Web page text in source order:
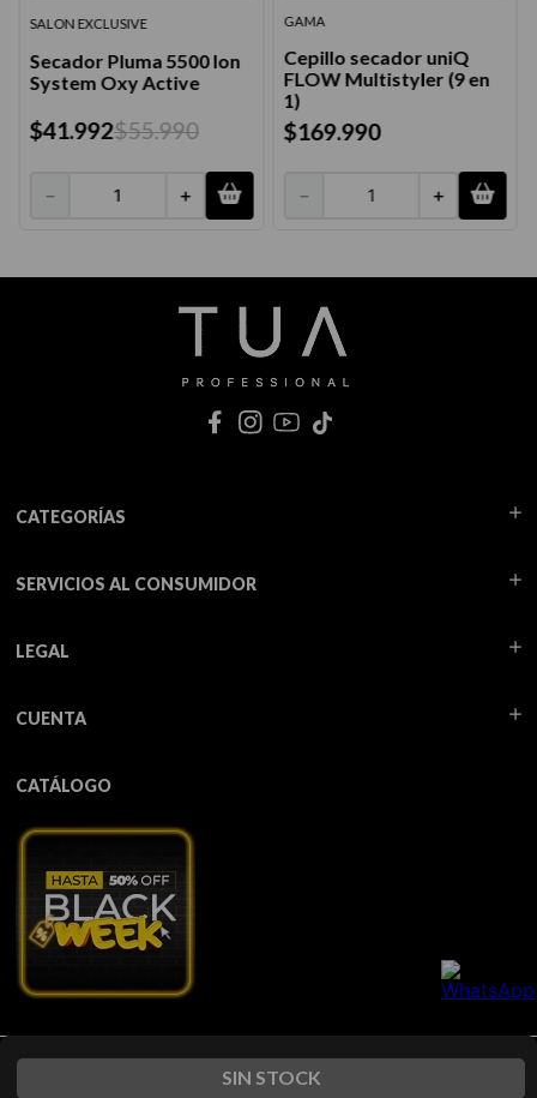
SIN STOCK
SALON EXCLUSIVE
Secador Pluma 5500 Ion
System Oxy Active
$41.992$55.990
＋
－
GAMA
Cepillo secador uniQ
FLOW Multistyler (9 en
1)
$169.990
＋
－
CATEGORÍAS
SERVICIOS AL CONSUMIDOR
LEGAL
CUENTA
CATÁLOGO